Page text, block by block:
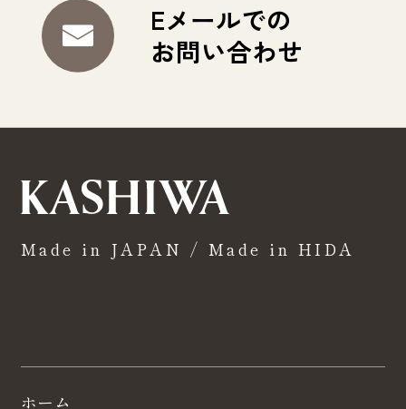
Eメールでの
お問い合わせ
Made in JAPAN / Made in HIDA
ホーム